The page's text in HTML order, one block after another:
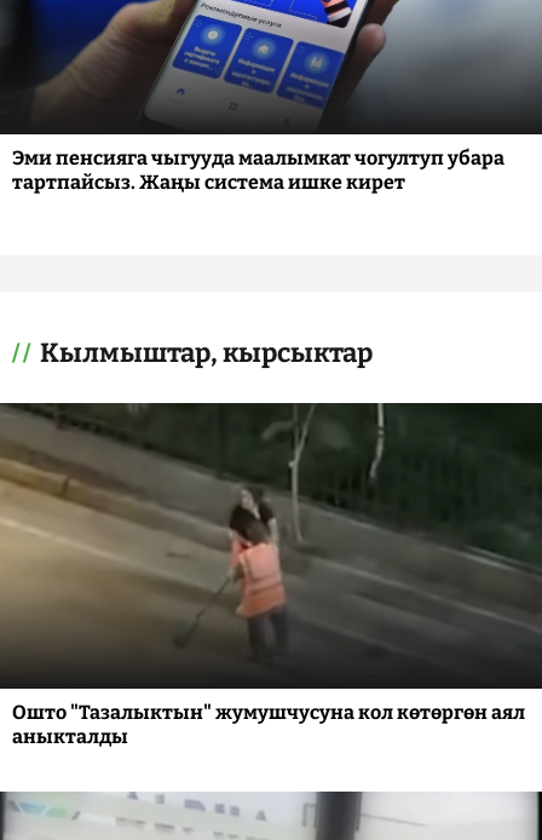
Эми пенсияга чыгууда маалымкат чогултуп убара
тартпайсыз. Жаңы система ишке кирет
Кылмыштар, кырсыктар
Ошто "Тазалыктын" жумушчусуна кол көтөргөн аял
аныкталды